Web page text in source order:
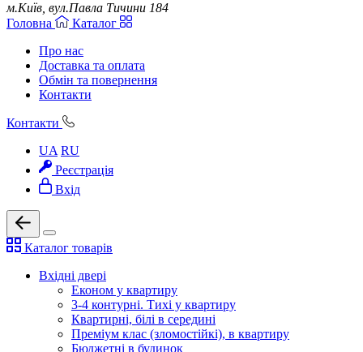
м.Київ, вул.Павла Тичини 184
Головна
Каталог
Про нас
Доставка та оплата
Обмін та повернення
Контакти
Контакти
UA RU
Реєстрація
Вхід
Каталог товарів
Вхідні двері
Економ у квартиру
3-4 контурні. Тихі у квартиру
Квартирні, білі в середині
Преміум клас (зломостійкі), в квартиру
Бюджетні в будинок